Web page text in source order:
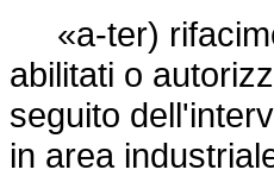
«a-ter)
abilitati o
seguito
in area